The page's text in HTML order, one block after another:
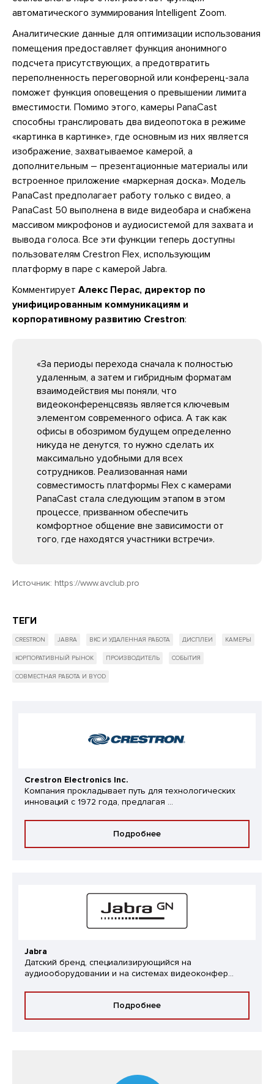
автоматического зуммирования Intelligent Zoom.
Аналитические данные для оптимизации использования
помещения предоставляет функция анонимного
подсчета присутствующих, а предотвратить
переполненность переговорной или конференц-зала
поможет функция оповещения о превышении лимита
вместимости. Помимо этого, камеры PanaCast
способны транслировать два видеопотока в режиме
«картинка в картинке», где основным из них является
изображение, захватываемое камерой, а
дополнительным – презентационные материалы или
встроенное приложение «маркерная доска». Модель
PanaCast предполагает работу только с видео, а
PanaCast 50 выполнена в виде видеобара и снабжена
массивом микрофонов и аудиосистемой для захвата и
вывода голоса. Все эти функции теперь доступны
пользователям Crestron Flex, использующим
платформу в паре с камерой Jabra.
Комментирует Алекс Перас, директор по
унифицированным коммуникациям и
корпоративному развитию Crestron:
«За периоды перехода сначала к полностью
удаленным, а затем и гибридным форматам
взаимодействия мы поняли, что
видеоконференцсвязь является ключевым
элементом современного офиса. А так как
офисы в обозримом будущем определенно
никуда не денутся, то нужно сделать их
максимально удобными для всех
сотрудников. Реализованная нами
совместимость платформы Flex с камерами
PanaCast стала следующим этапом в этом
процессе, призванном обеспечить
комфортное общение вне зависимости от
того, где находятся участники встречи».
Источник: https://www.avclub.pro
ТЕГИ
CRESTRON JABRA ВКС И УДАЛЕННАЯ РАБОТА ДИСПЛЕИ КАМЕРЫ
КОРПОРАТИВНЫЙ РЫНОК ПРОИЗВОДИТЕЛЬ СОБЫТИЯ
СОВМЕСТНАЯ РАБОТА И BYOD
Crestron Electronics Inc.
Компания прокладывает путь для технологических
инноваций с 1972 года, предлагая ...
Подробнее
Jabra
Датский бренд, специализирующийся на
аудиооборудовании и на системах видеоконфер...
Подробнее